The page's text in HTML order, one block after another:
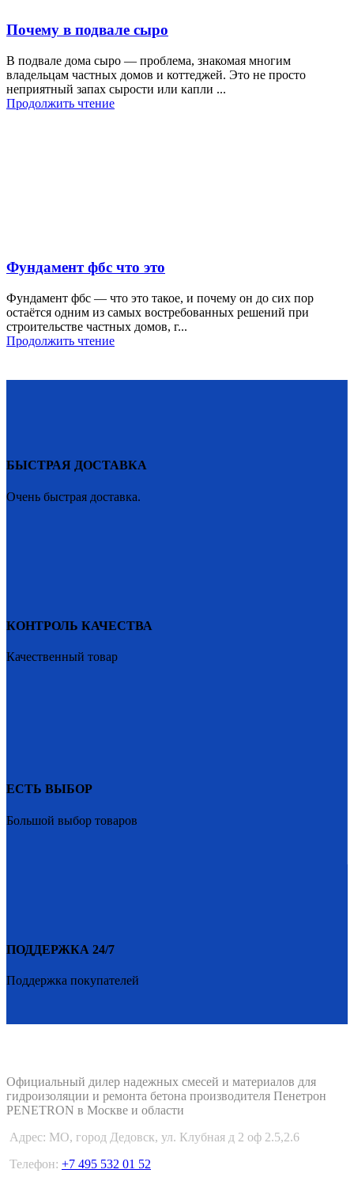
Почему в подвале сыро
В подвале дома сыро — проблема, знакомая многим
владельцам частных домов и коттеджей. Это не просто
неприятный запах сырости или капли ...
Продолжить чтение
Фундамент фбс что это
Фундамент фбс — что это такое, и почему он до сих пор
остаётся одним из самых востребованных решений при
строительстве частных домов, г...
Продолжить чтение
БЫСТРАЯ ДОСТАВКА
Очень быстрая доставка.
КОНТРОЛЬ КАЧЕСТВА
Качественный товар
ЕСТЬ ВЫБОР
Большой выбор товаров
ПОДДЕРЖКА 24/7
Поддержка покупателей
Официальный дилер надежных смесей и материалов для
гидроизоляции и ремонта бетона производителя Пенетрон
PENETRON в Москве и области
Адрес: МО, город Дедовск, ул. Клубная д 2 оф 2.5,2.6
Телефон: +7 495 532 01 52